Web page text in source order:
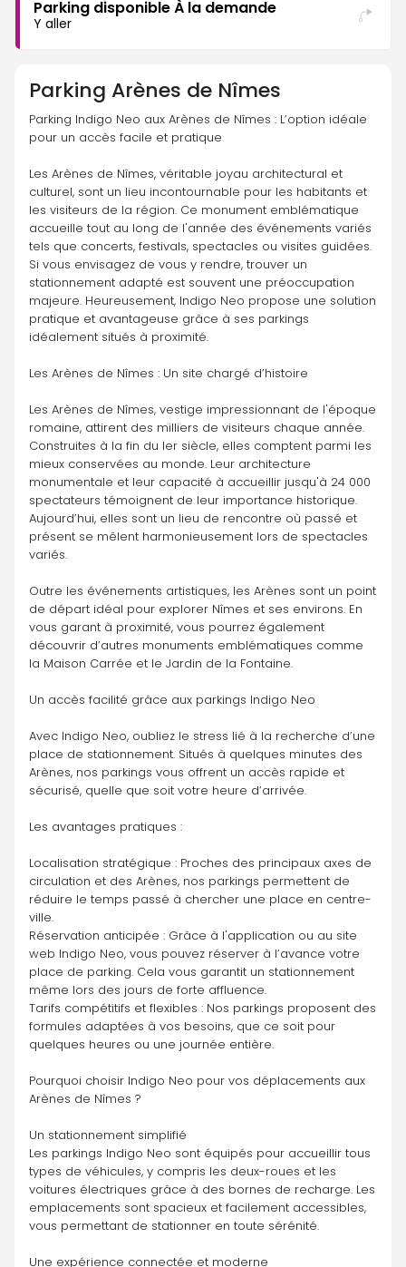
Parking disponible À la demande
Y aller
Parking Arènes de Nîmes
Parking Indigo Neo aux Arènes de Nîmes : L’option idéale
pour un accès facile et pratique
Les Arènes de Nîmes, véritable joyau architectural et
culturel, sont un lieu incontournable pour les habitants et
les visiteurs de la région. Ce monument emblématique
accueille tout au long de l'année des événements variés
tels que concerts, festivals, spectacles ou visites guidées.
Si vous envisagez de vous y rendre, trouver un
stationnement adapté est souvent une préoccupation
majeure. Heureusement, Indigo Neo propose une solution
pratique et avantageuse grâce à ses parkings
idéalement situés à proximité.
Les Arènes de Nîmes : Un site chargé d’histoire
Les Arènes de Nîmes, vestige impressionnant de l'époque
romaine, attirent des milliers de visiteurs chaque année.
Construites à la fin du Ier siècle, elles comptent parmi les
mieux conservées au monde. Leur architecture
monumentale et leur capacité à accueillir jusqu'à 24 000
spectateurs témoignent de leur importance historique.
Aujourd’hui, elles sont un lieu de rencontre où passé et
présent se mêlent harmonieusement lors de spectacles
variés.
Outre les événements artistiques, les Arènes sont un point
de départ idéal pour explorer Nîmes et ses environs. En
vous garant à proximité, vous pourrez également
découvrir d’autres monuments emblématiques comme
la Maison Carrée et le Jardin de la Fontaine.
Un accès facilité grâce aux parkings Indigo Neo
Avec Indigo Neo, oubliez le stress lié à la recherche d’une
place de stationnement. Situés à quelques minutes des
Arènes, nos parkings vous offrent un accès rapide et
sécurisé, quelle que soit votre heure d’arrivée.
Les avantages pratiques :
Localisation stratégique : Proches des principaux axes de
circulation et des Arènes, nos parkings permettent de
réduire le temps passé à chercher une place en centre-
ville.
Réservation anticipée : Grâce à l'application ou au site
web Indigo Neo, vous pouvez réserver à l’avance votre
place de parking. Cela vous garantit un stationnement
même lors des jours de forte affluence.
Tarifs compétitifs et flexibles : Nos parkings proposent des
formules adaptées à vos besoins, que ce soit pour
quelques heures ou une journée entière.
Pourquoi choisir Indigo Neo pour vos déplacements aux
Arènes de Nîmes ?
Un stationnement simplifié
Les parkings Indigo Neo sont équipés pour accueillir tous
types de véhicules, y compris les deux-roues et les
voitures électriques grâce à des bornes de recharge. Les
emplacements sont spacieux et facilement accessibles,
vous permettant de stationner en toute sérénité.
Une expérience connectée et moderne